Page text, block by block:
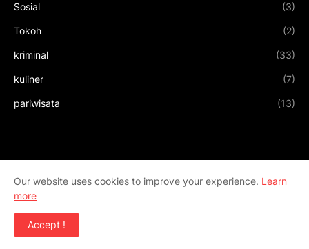
Sosial (3)
Tokoh (2)
kriminal (33)
kuliner (7)
pariwisata (13)
Our website uses cookies to improve your experience. Learn
more
Accept !